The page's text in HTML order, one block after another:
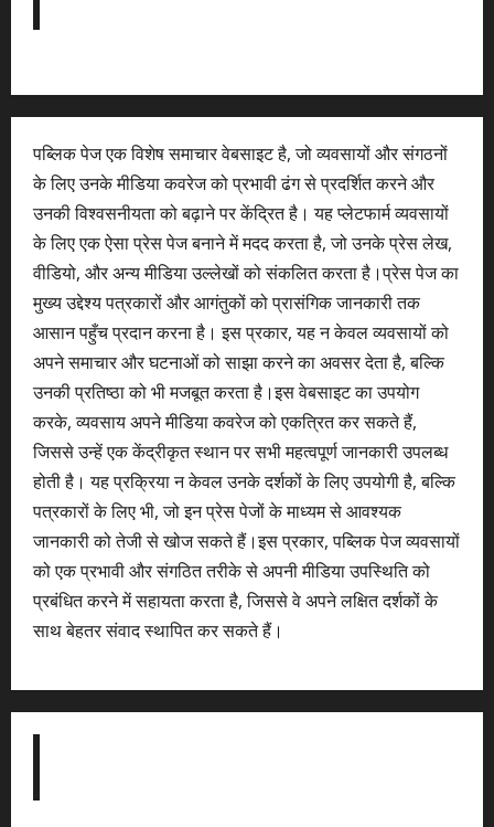
पब्लिक पेज एक विशेष समाचार वेबसाइट है, जो व्यवसायों और संगठनों
के लिए उनके मीडिया कवरेज को प्रभावी ढंग से प्रदर्शित करने और
उनकी विश्वसनीयता को बढ़ाने पर केंद्रित है। यह प्लेटफार्म व्यवसायों
के लिए एक ऐसा प्रेस पेज बनाने में मदद करता है, जो उनके प्रेस लेख,
वीडियो, और अन्य मीडिया उल्लेखों को संकलित करता है।प्रेस पेज का
मुख्य उद्देश्य पत्रकारों और आगंतुकों को प्रासंगिक जानकारी तक
आसान पहुँच प्रदान करना है। इस प्रकार, यह न केवल व्यवसायों को
अपने समाचार और घटनाओं को साझा करने का अवसर देता है, बल्कि
उनकी प्रतिष्ठा को भी मजबूत करता है।इस वेबसाइट का उपयोग
करके, व्यवसाय अपने मीडिया कवरेज को एकत्रित कर सकते हैं,
जिससे उन्हें एक केंद्रीकृत स्थान पर सभी महत्वपूर्ण जानकारी उपलब्ध
होती है। यह प्रक्रिया न केवल उनके दर्शकों के लिए उपयोगी है, बल्कि
पत्रकारों के लिए भी, जो इन प्रेस पेजों के माध्यम से आवश्यक
जानकारी को तेजी से खोज सकते हैं।इस प्रकार, पब्लिक पेज व्यवसायों
को एक प्रभावी और संगठित तरीके से अपनी मीडिया उपस्थिति को
प्रबंधित करने में सहायता करता है, जिससे वे अपने लक्षित दर्शकों के
साथ बेहतर संवाद स्थापित कर सकते हैं।